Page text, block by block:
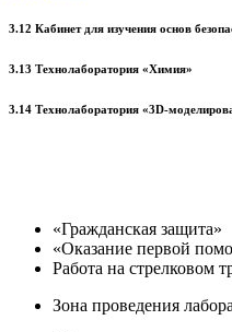
3.12 Кабинет для изучения основ
3.13 Технолаборатория «Химия»
3.14 Технолаборатория «3D-
«Гражданская защита»
«Оказание первой
Работа на стрелковом
Зона проведения